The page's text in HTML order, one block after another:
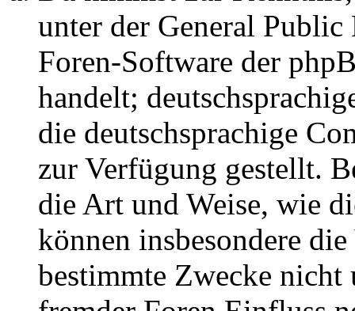
unter der General
Foren-Software der
handelt;
die deutschsprachige
zur Verfügung gestellt.
die Art und Weise, wie
können insbesondere
bestimmte Zwecke nicht